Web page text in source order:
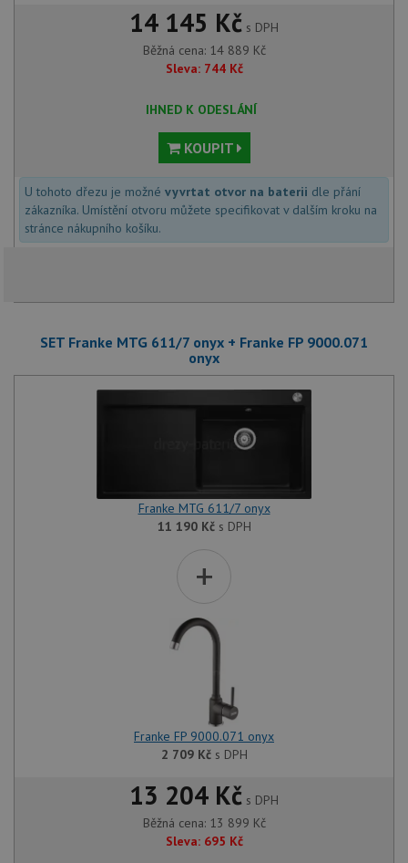
14 145 Kč s DPH
Běžná cena: 14 889 Kč
Sleva: 744 Kč
IHNED K ODESLÁNÍ
KOUPIT
U tohoto dřezu je možné vyvrtat otvor na baterii dle přání
zákazníka. Umístění otvoru můžete specifikovat v dalším kroku na
stránce nákupního košíku.
SET Franke MTG 611/7 onyx + Franke FP 9000.071
onyx
Franke MTG 611/7 onyx
11 190 Kčs DPH
+
Franke FP 9000.071 onyx
2 709 Kčs DPH
13 204 Kč s DPH
Běžná cena: 13 899 Kč
Sleva: 695 Kč